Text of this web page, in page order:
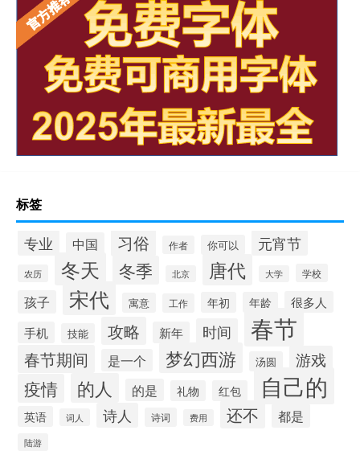
标签
专业 中国 习俗 作者 你可以 元宵节
农历 冬天 冬季 北京 唐代 大学 学校
孩子 宋代 寓意 工作 年初 年龄
很多人
手机
技能 攻略 新年 时间 春节
春节期间 是一个 梦幻西游 汤圆 游戏
疫情 的人 的是 礼物 红包 自己的
英语 词人 诗人 诗词 费用 还不 都是
陆游